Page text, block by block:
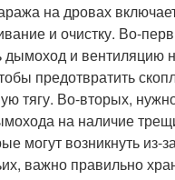
на дровах
и очистку. Во-
дымоход и вентиляцию
предотвратить
тягу. Во-вторых,
на наличие
могут возникнуть из-
важно правильно